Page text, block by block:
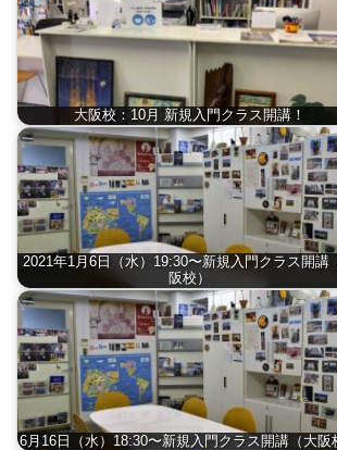
大阪校：10月 新規入門クラス開講！
2021年1月6日（水）19:30〜新規入門クラス開講
阪校）
6月16日（水）18:30〜新規入門クラス開講（大阪